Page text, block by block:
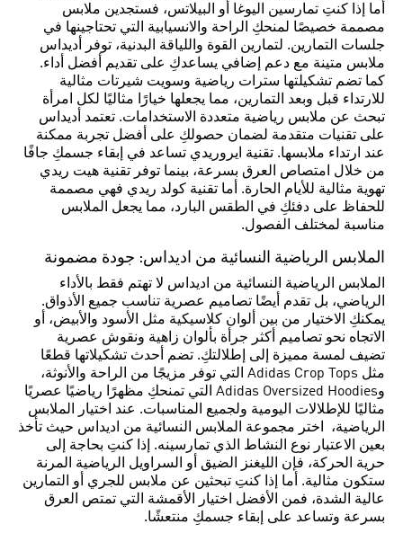
أما إذا كنتِ تمارسين اليوغا أو البيلاتس، فستجدين ملابس
مصممة خصيصًا لمنحكِ الراحة والانسيابية التي تحتاجينها في
جلسات التمارين. لتمارين القوة واللياقة البدنية، توفر أديداس
ملابس متينة مع دعم إضافي يساعدكِ على تقديم أفضل أداء.
كما تضم تشكيلتها سترات رياضية وسويت شيرتات مثالية
للارتداء قبل وبعد التمارين، مما يجعلها خيارًا مثاليًا لكل امرأة
تبحث عن ملابس رياضية متعددة الاستخدامات. تعتمد أديداس
على تقنيات متقدمة لضمان حصولكِ على أفضل تجربة ممكنة
عند ارتداء ملابسها. تقنية ايروريدي تساعد في إبقاء جسمكِ جافًا
من خلال امتصاص العرق بسرعة، بينما توفر تقنية هيت ريدي
تهوية مثالية للأيام الحارة. أما تقنية كولد ريدي فهي مصممة
للحفاظ على دفئكِ في الطقس البارد، مما يجعل الملابس
مناسبة لمختلف الفصول.
الملابس الرياضية النسائية من اديداس: جودة مضمونة
الملابس الرياضية النسائية من اديداس لا تهتم فقط بالأداء
الرياضي، بل تقدم أيضًا تصاميم عصرية تناسب جميع الأذواق.
يمكنكِ الاختيار من بين ألوان كلاسيكية مثل الأسود والأبيض، أو
الاتجاه نحو تصاميم أكثر جرأة بألوان زاهية ونقوش عصرية
تضيف لمسة مميزة إلى إطلالتكِ. تضم أحدث تشكيلاتها قطعًا
مثل Adidas Crop Tops التي توفر مزيجًا من الراحة والأنوثة،
وAdidas Oversized Hoodies التي تمنحكِ مظهرًا رياضيًا عصريًا
مثاليًا للإطلالات اليومية ولجميع المناسبات. عند اختيار الملابس
الرياضية، اختر مجموعة الملابس النسائية من اديداس حيث تأخذ
بعين الاعتبار نوع النشاط الذي تمارسينه. إذا كنتِ بحاجة إلى
حرية الحركة، فإن الليغنز الضيق أو السراويل الرياضية المرنة
ستكون مثالية. أما إذا كنتِ تبحثين عن ملابس للجري أو التمارين
عالية الشدة، فمن الأفضل اختيار الأقمشة التي تمتص العرق
بسرعة وتساعد على إبقاء جسمكِ منتعشًا.